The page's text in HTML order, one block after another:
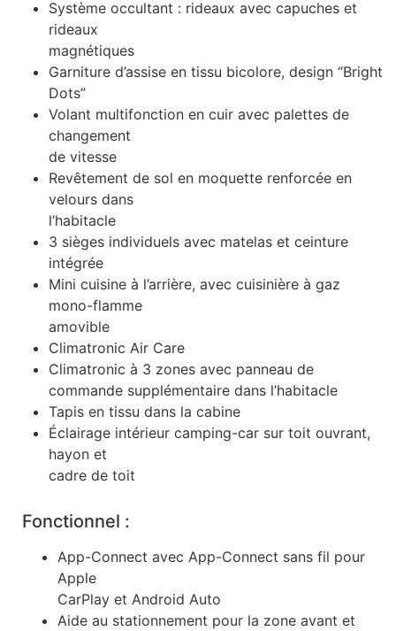
Système occultant : rideaux avec capuches et
rideaux
magnétiques
Garniture d’assise en tissu bicolore, design “Bright
Dots”
Volant multifonction en cuir avec palettes de
changement
de vitesse
Revêtement de sol en moquette renforcée en
velours dans
l’habitacle
3 sièges individuels avec matelas et ceinture
intégrée
Mini cuisine à l’arrière, avec cuisinière à gaz
mono-flamme
amovible
Climatronic Air Care
Climatronic à 3 zones avec panneau de
commande supplémentaire dans l’habitacle
Tapis en tissu dans la cabine
Éclairage intérieur camping-car sur toit ouvrant,
hayon et
cadre de toit
Fonctionnel :
App-Connect avec App-Connect sans fil pour
Apple
CarPlay et Android Auto
Aide au stationnement pour la zone avant et